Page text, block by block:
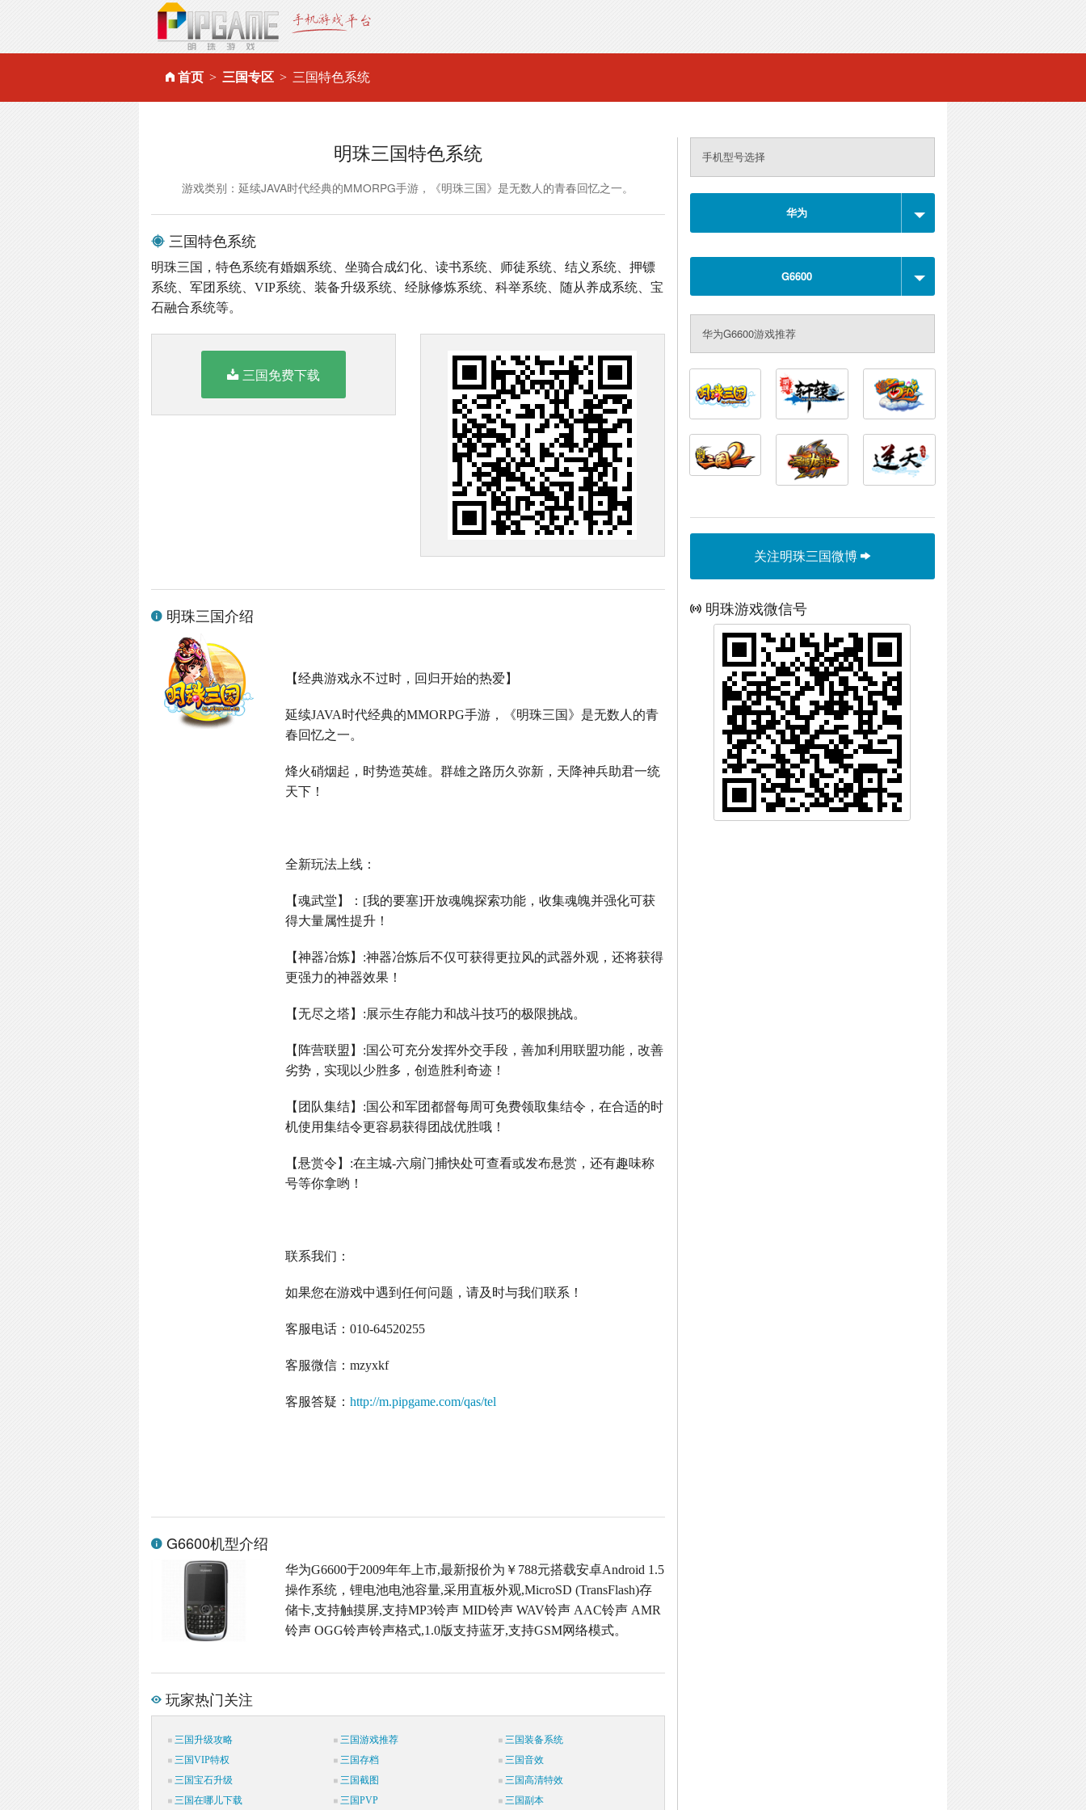
首页 三国专区 三国特色系统
明珠三国特色系统
游戏类别：延续JAVA时代经典的MMORPG手游，《明珠三国》是无数人的青春回忆之一。
三国特色系统
明珠三国，特色系统有婚姻系统、坐骑合成幻化、读书系统、师徒系统、结义系统、押镖
系统、军团系统、VIP系统、装备升级系统、经脉修炼系统、科举系统、随从养成系统、宝
石融合系统等。
三国免费下载
明珠三国介绍
【经典游戏永不过时，回归开始的热爱】
延续JAVA时代经典的MMORPG手游，《明珠三国》是无数人的青
春回忆之一。
烽火硝烟起，时势造英雄。群雄之路历久弥新，天降神兵助君一统
天下！
全新玩法上线：
【魂武堂】： [我的要塞]开放魂魄探索功能，收集魂魄并强化可获
得大量属性提升！
【神器冶炼】 :神器冶炼后不仅可获得更拉风的武器外观，还将获得
更强力的神器效果！
【无尽之塔】 :展示生存能力和战斗技巧的极限挑战。
【阵营联盟】 :国公可充分发挥外交手段，善加利用联盟功能，改善
劣势，实现以少胜多，创造胜利奇迹！
【团队集结】 :国公和军团都督每周可免费领取集结令，在合适的时
机使用集结令更容易获得团战优胜哦！
【悬赏令】 :在主城-六扇门捕快处可查看或发布悬赏，还有趣味称
号等你拿哟！
联系我们：
如果您在游戏中遇到任何问题，请及时与我们联系！
客服电话：010-64520255
客服微信：mzyxkf
客服答疑：http://m.pipgame.com/qas/tel
G6600机型介绍
华为G6600于2009年年上市,最新报价为￥788元搭载安卓Android 1.5
操作系统，锂电池电池容量,采用直板外观,MicroSD (TransFlash)存
储卡,支持触摸屏,支持MP3铃声 MID铃声 WAV铃声 AAC铃声 AMR
铃声 OGG铃声铃声格式,1.0版支持蓝牙,支持GSM网络模式。
玩家热门关注
三国升级攻略 三国游戏推荐
三国装备系统
三国VIP特权
三国存档
三国音效
三国宝石升级
三国截图
三国高清特效
三国在哪儿下载
三国PVP 三国副本
手机型号选择
华为
G6600
华为G6600游戏推荐
关注明珠三国微博
明珠游戏微信号